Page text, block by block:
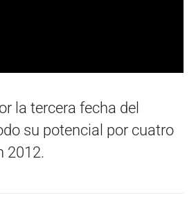
la tercera fecha del
su potencial por cuatro
2012.